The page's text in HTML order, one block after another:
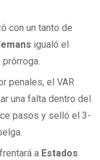
con un tanto de
igualó el
penales, el VAR
una falta dentro del
pasos y selló el 3-
a Estados